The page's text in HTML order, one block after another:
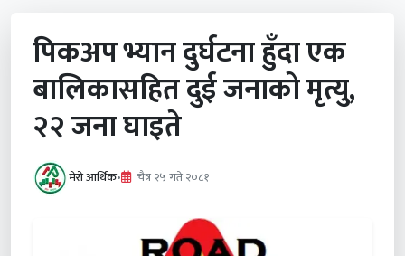
पिकअप भ्यान दुर्घटना हुँदा एक
बालिकासहित दुई जनाको मृत्यु,
२२ जना घाइते
मेरो आर्थिक• चैत्र २५ गते २०८१